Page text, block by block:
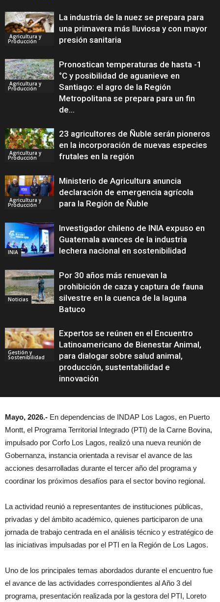
Agricultura y
Producción
La industria de la nuez se prepara para
una primavera más lluviosa y con mayor
presión sanitaria
Agricultura y
Producción
Pronostican temperaturas de hasta -1
°C y posibilidad de aguanieve en
Santiago: el agro de la Región
Metropolitana se prepara para un fin
de...
Agricultura y
Producción
23 agricultores de Ñuble serán pioneros
en la incorporación de nuevas especies
frutales en la región
Agricultura y
Producción
Ministerio de Agricultura anuncia
declaración de emergencia agrícola
para la Región de Ñuble
INIA
Investigador chileno de INIA expuso en
Guatemala avances de la industria
lechera nacional en sostenibilidad
Noticias
Por 30 años más renuevan la
prohibición de caza y captura de fauna
silvestre en la cuenca de la laguna
Batuco
Gestión y
Sostenibilidad
Expertos se reúnen en el Encuentro
Latinoamericano de Bienestar Animal,
para dialogar sobre salud animal,
producción, sustentabilidad e
innovación
Mayo, 2026.- En dependencias de INDAP Los Lagos, en Puerto
Montt, el Programa Territorial Integrado (PTI) de la Carne Bovina,
impulsado por Corfo Los Lagos, realizó una nueva reunión de
Gobernanza, instancia orientada a revisar el avance de las
acciones desarrolladas durante el tercer año del programa y
coordinar los próximos desafíos para el sector bovino regional.
La actividad reunió a representantes de instituciones públicas,
privadas y del ámbito académico, quienes participaron de una
jornada de trabajo centrada en el análisis técnico y estratégico de
las iniciativas impulsadas por el PTI en la Región de Los Lagos.
Uno de los principales temas abordados durante el encuentro fue
el avance de las actividades correspondientes al Año 3 del
programa, presentación realizada por la gestora del PTI, Loreto